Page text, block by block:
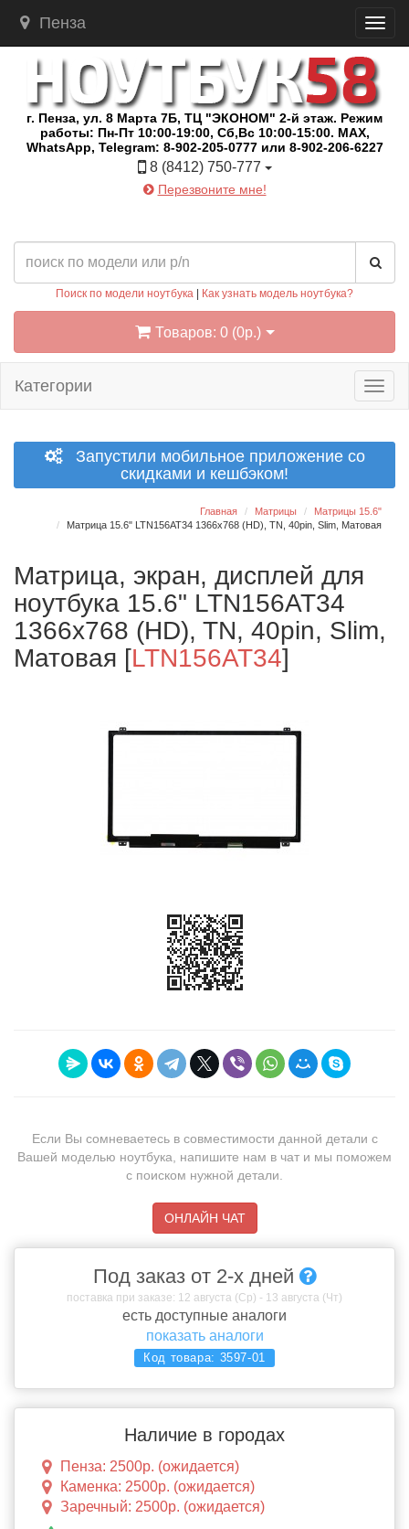
Пенза
г. Пенза, ул. 8 Марта 7Б, ТЦ "ЭКОНОМ" 2-й этаж. Режим
работы: Пн-Пт 10:00-19:00, Сб,Вс 10:00-15:00. MAX,
WhatsApp, Telegram: 8-902-205-0777 или 8-902-206-6227
8 (8412) 750-777
Перезвоните мне!
Поиск по модели ноутбука Как узнать модель ноутбука?
Товаров: 0 (0р.)
Категории
Запустили мобильное приложение со
скидками и кешбэком!
Главная Матрицы
Матрицы 15.6"
Матрица 15.6" LTN156AT34 1366x768 (HD), TN, 40pin, Slim, Матовая
Матрица, экран, дисплей для
ноутбука 15.6" LTN156AT34
1366x768 (HD), TN, 40pin, Slim,
Матовая [LTN156AT34]
Если Вы сомневаетесь в совместимости данной детали с
Вашей моделью ноутбука, напишите нам в чат и мы поможем
с поиском нужной детали.
ОНЛАЙН ЧАТ
Под заказ от 2-х дней
поставка при заказе: 12 августа (Ср) - 13 августа (Чт)
есть доступные аналоги
показать аналоги
Код товара: 3597-01
Наличие в городах
Пенза: 2500р. (ожидается)
Каменка: 2500р. (ожидается)
Заречный: 2500р. (ожидается)